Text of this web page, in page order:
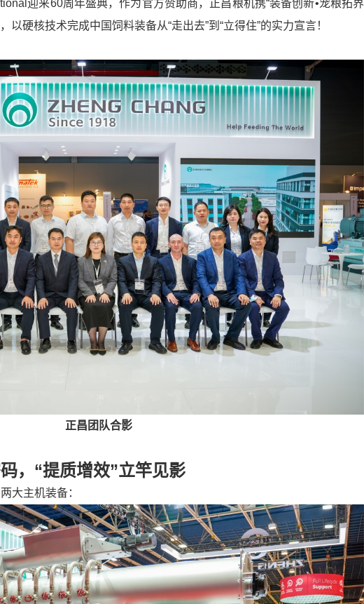
迎来60周年盛典，作为官方赞助商，正昌粮机携“装备创新•宠粮拓界
以硬核技术完成中国饲料装备从“走出去”到“立得住”的实力宣言！
正昌团队合影
，“提质增效”立竿见影
大主机装备：